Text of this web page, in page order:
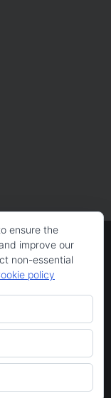
Avís legal
ensure the
improve our
non-essential
policy